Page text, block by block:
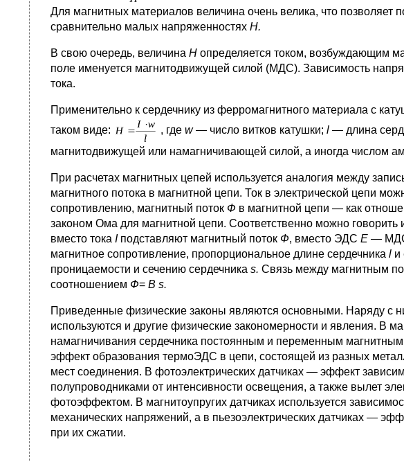
Для магнитных материалов величина очень велика, что позволяет
сравнительно малых напряженностях Н.
В свою очередь, величина Н определяется током, возбуждающим
поле именуется магнитодвижущей силой (МДС). Зависимость
тока.
Применительно к сердечнику из ферромагнитного материала с
таком виде:
, где w— число витков катушки; l — длина
магнитодвижущей или намагничивающей силой, а иногда числом
При расчетах магнитных цепей используется аналогия между
магнитного потока в магнитной цепи. Ток в электрической цепи
сопротивлению, магнитный поток Ф в магнитной цепи — как
законом Ома для магнитной цепи. Соответственно можно
вместо тока Iподставляют магнитный поток Ф, вместо ЭДС Е —
магнитное сопротивление, пропорциональное длине сердечника l и
проницаемости и сечению сердечника s. Связь между магнитным
соотношением Ф= B s.
Приведенные физические законы являются основными. Наряду с
используются и другие физические закономерности и явления. В
намагничивания сердечника постоянным и переменным
эффект образования термоЭДС в цепи, состоящей из разных
мест соединения. В фотоэлектрических датчиках — эффект
полупроводниками от интенсивности освещения, а также вылет
фотоэффектом. В магнитоупругих датчиках используется
механических напряжений, а в пьезоэлектрических датчиках —
при их сжатии.